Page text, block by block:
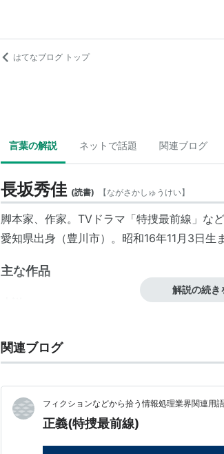
はてなブログ トップ
言葉の解説 ネットで話題 関連ブログ
長坂秀佳 (読書) 【ながさかしゅうけい】
脚本家、作家。TVドラマ「特捜最前線」な
愛知県出身（豊川市）。昭和16年11月3日生ま
主な作品
嵐学の時代
寄生木
ISBN:4043475039
化猫伝―桜・妖魔ISBN:4043475055
解説の続き
関連ブログ
フィクションなどから拾う情報処理業界関連用
正義(特捜最前線)